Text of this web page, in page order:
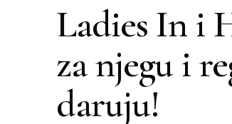
Ladies In i
za njegu i
daruju!